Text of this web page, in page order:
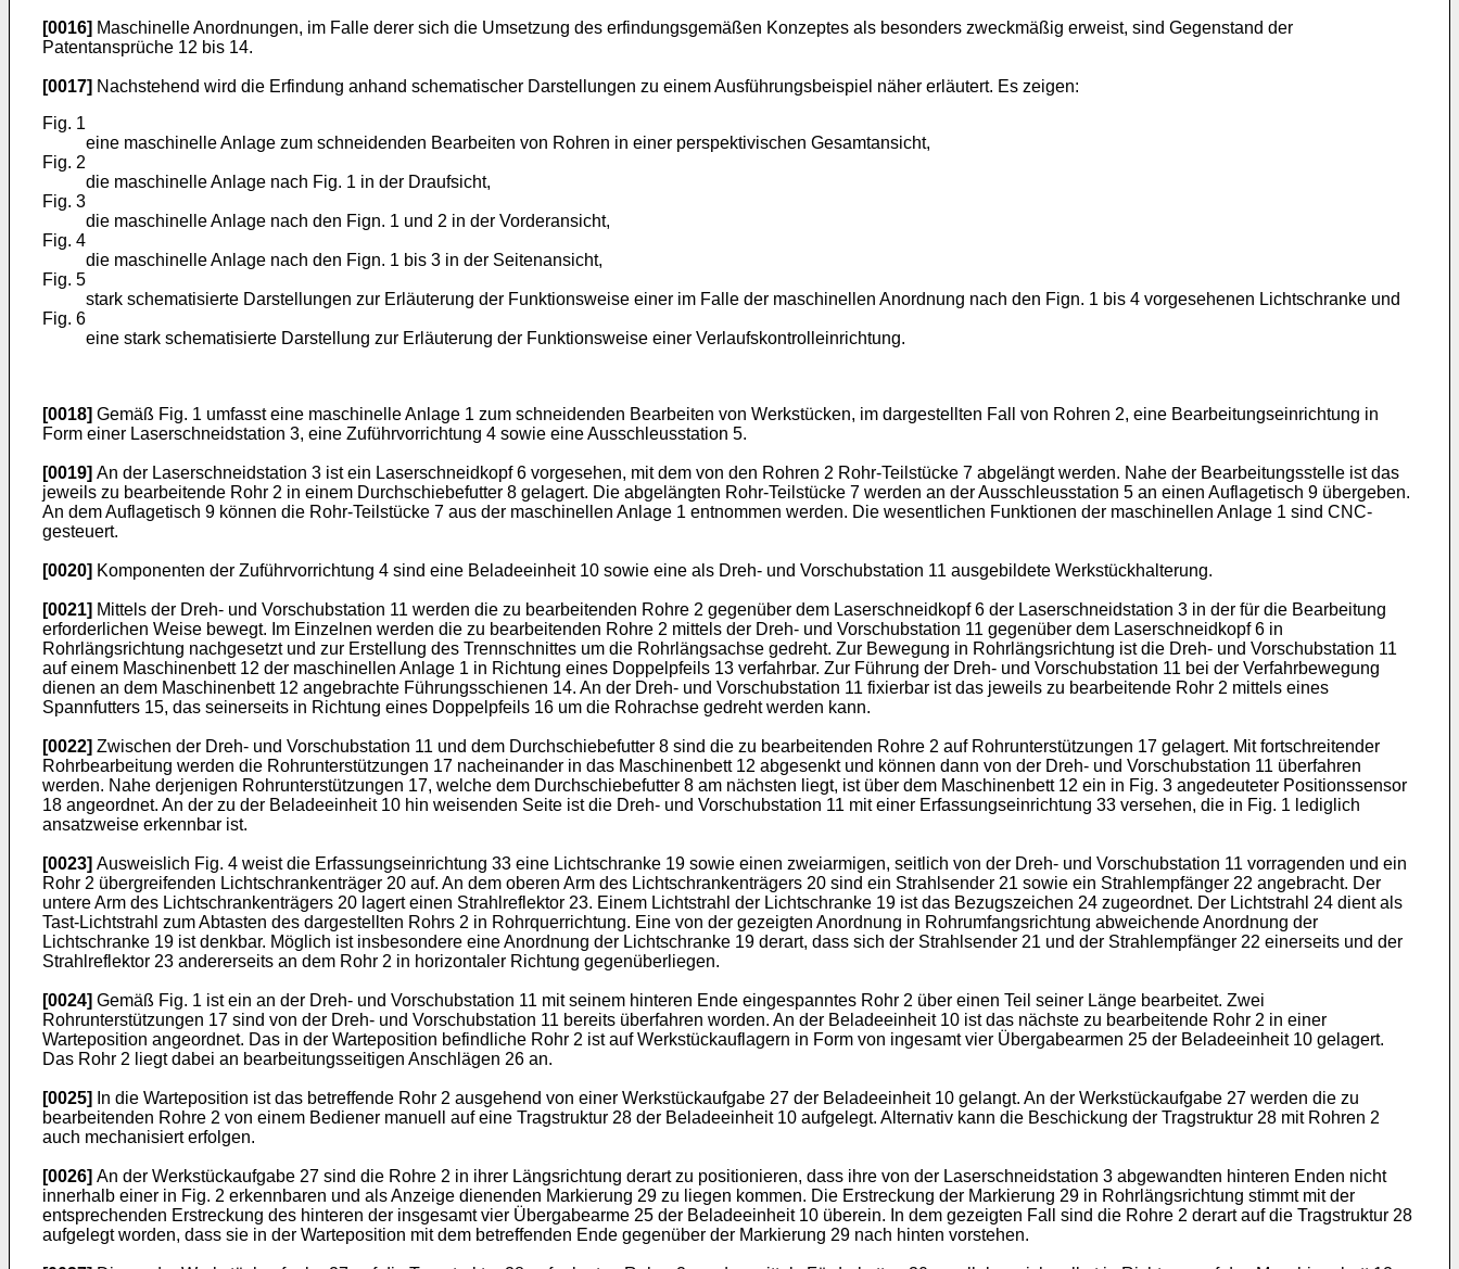
[0016] Maschinelle Anordnungen, im Falle derer sich die Umsetzung des erfindungsgemäßen Konzeptes als besonders zweckmäßig erweist, sind Gegenstand der
Patentansprüche 12 bis 14.
[0017] Nachstehend wird die Erfindung anhand schematischer Darstellungen zu einem Ausführungsbeispiel näher erläutert. Es zeigen:
Fig. 1
eine maschinelle Anlage zum schneidenden Bearbeiten von Rohren in einer perspektivischen Gesamtansicht,
Fig. 2
die maschinelle Anlage nach Fig. 1 in der Draufsicht,
Fig. 3
die maschinelle Anlage nach den Fign. 1 und 2 in der Vorderansicht,
Fig. 4
die maschinelle Anlage nach den Fign. 1 bis 3 in der Seitenansicht,
Fig. 5
stark schematisierte Darstellungen zur Erläuterung der Funktionsweise einer im Falle der maschinellen Anordnung nach den Fign. 1 bis 4 vorgesehenen Lichtschranke und
Fig. 6
eine stark schematisierte Darstellung zur Erläuterung der Funktionsweise einer Verlaufskontrolleinrichtung.
[0018] Gemäß Fig. 1 umfasst eine maschinelle Anlage 1 zum schneidenden Bearbeiten von Werkstücken, im dargestellten Fall von Rohren 2, eine Bearbeitungseinrichtung in
Form einer Laserschneidstation 3, eine Zuführvorrichtung 4 sowie eine Ausschleusstation 5.
[0019] An der Laserschneidstation 3 ist ein Laserschneidkopf 6 vorgesehen, mit dem von den Rohren 2 Rohr-Teilstücke 7 abgelängt werden. Nahe der Bearbeitungsstelle ist das
jeweils zu bearbeitende Rohr 2 in einem Durchschiebefutter 8 gelagert. Die abgelängten Rohr-Teilstücke 7 werden an der Ausschleusstation 5 an einen Auflagetisch 9 übergeben.
An dem Auflagetisch 9 können die Rohr-Teilstücke 7 aus der maschinellen Anlage 1 entnommen werden. Die wesentlichen Funktionen der maschinellen Anlage 1 sind CNC-
gesteuert.
[0020] Komponenten der Zuführvorrichtung 4 sind eine Beladeeinheit 10 sowie eine als Dreh- und Vorschubstation 11 ausgebildete Werkstückhalterung.
[0021] Mittels der Dreh- und Vorschubstation 11 werden die zu bearbeitenden Rohre 2 gegenüber dem Laserschneidkopf 6 der Laserschneidstation 3 in der für die Bearbeitung
erforderlichen Weise bewegt. Im Einzelnen werden die zu bearbeitenden Rohre 2 mittels der Dreh- und Vorschubstation 11 gegenüber dem Laserschneidkopf 6 in
Rohrlängsrichtung nachgesetzt und zur Erstellung des Trennschnittes um die Rohrlängsachse gedreht. Zur Bewegung in Rohrlängsrichtung ist die Dreh- und Vorschubstation 11
auf einem Maschinenbett 12 der maschinellen Anlage 1 in Richtung eines Doppelpfeils 13 verfahrbar. Zur Führung der Dreh- und Vorschubstation 11 bei der Verfahrbewegung
dienen an dem Maschinenbett 12 angebrachte Führungsschienen 14. An der Dreh- und Vorschubstation 11 fixierbar ist das jeweils zu bearbeitende Rohr 2 mittels eines
Spannfutters 15, das seinerseits in Richtung eines Doppelpfeils 16 um die Rohrachse gedreht werden kann.
[0022] Zwischen der Dreh- und Vorschubstation 11 und dem Durchschiebefutter 8 sind die zu bearbeitenden Rohre 2 auf Rohrunterstützungen 17 gelagert. Mit fortschreitender
Rohrbearbeitung werden die Rohrunterstützungen 17 nacheinander in das Maschinenbett 12 abgesenkt und können dann von der Dreh- und Vorschubstation 11 überfahren
werden. Nahe derjenigen Rohrunterstützungen 17, welche dem Durchschiebefutter 8 am nächsten liegt, ist über dem Maschinenbett 12 ein in Fig. 3 angedeuteter Positionssensor
18 angeordnet. An der zu der Beladeeinheit 10 hin weisenden Seite ist die Dreh- und Vorschubstation 11 mit einer Erfassungseinrichtung 33 versehen, die in Fig. 1 lediglich
ansatzweise erkennbar ist.
[0023] Ausweislich Fig. 4 weist die Erfassungseinrichtung 33 eine Lichtschranke 19 sowie einen zweiarmigen, seitlich von der Dreh- und Vorschubstation 11 vorragenden und ein
Rohr 2 übergreifenden Lichtschrankenträger 20 auf. An dem oberen Arm des Lichtschrankenträgers 20 sind ein Strahlsender 21 sowie ein Strahlempfänger 22 angebracht. Der
untere Arm des Lichtschrankenträgers 20 lagert einen Strahlreflektor 23. Einem Lichtstrahl der Lichtschranke 19 ist das Bezugszeichen 24 zugeordnet. Der Lichtstrahl 24 dient als
Tast-Lichtstrahl zum Abtasten des dargestellten Rohrs 2 in Rohrquerrichtung. Eine von der gezeigten Anordnung in Rohrumfangsrichtung abweichende Anordnung der
Lichtschranke 19 ist denkbar. Möglich ist insbesondere eine Anordnung der Lichtschranke 19 derart, dass sich der Strahlsender 21 und der Strahlempfänger 22 einerseits und der
Strahlreflektor 23 andererseits an dem Rohr 2 in horizontaler Richtung gegenüberliegen.
[0024] Gemäß Fig. 1 ist ein an der Dreh- und Vorschubstation 11 mit seinem hinteren Ende eingespanntes Rohr 2 über einen Teil seiner Länge bearbeitet. Zwei
Rohrunterstützungen 17 sind von der Dreh- und Vorschubstation 11 bereits überfahren worden. An der Beladeeinheit 10 ist das nächste zu bearbeitende Rohr 2 in einer
Warteposition angeordnet. Das in der Warteposition befindliche Rohr 2 ist auf Werkstückauflagern in Form von ingesamt vier Übergabearmen 25 der Beladeeinheit 10 gelagert.
Das Rohr 2 liegt dabei an bearbeitungsseitigen Anschlägen 26 an.
[0025]
In die Warteposition ist das betreffende Rohr 2 ausgehend von einer Werkstückaufgabe 27 der Beladeeinheit 10 gelangt. An der Werkstückaufgabe 27 werden die zu
bearbeitenden Rohre 2 von einem Bediener manuell auf eine Tragstruktur 28 der Beladeeinheit 10 aufgelegt. Alternativ kann die Beschickung der Tragstruktur 28 mit Rohren 2
auch mechanisiert erfolgen.
[0026] An der Werkstückaufgabe 27 sind die Rohre 2 in ihrer Längsrichtung derart zu positionieren, dass ihre von der Laserschneidstation 3 abgewandten hinteren Enden nicht
innerhalb einer in Fig. 2 erkennbaren und als Anzeige dienenden Markierung 29 zu liegen kommen. Die Erstreckung der Markierung 29 in Rohrlängsrichtung stimmt mit der
entsprechenden Erstreckung des hinteren der insgesamt vier Übergabearme 25 der Beladeeinheit 10 überein. In dem gezeigten Fall sind die Rohre 2 derart auf die Tragstruktur 28
aufgelegt worden, dass sie in der Warteposition mit dem betreffenden Ende gegenüber der Markierung 29 nach hinten vorstehen.